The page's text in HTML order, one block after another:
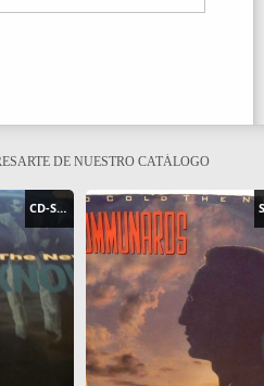
DE NUESTRO CATÁLOGO
CD-SINGLE